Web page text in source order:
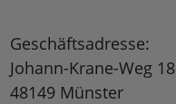
Geschäftsadresse:
Johann-Krane-Weg 18
48149 Münster